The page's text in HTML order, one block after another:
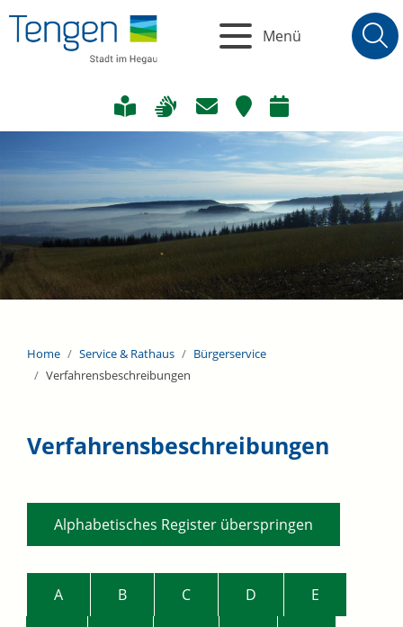
Menü
Home Service & Rathaus
Bürgerservice
Verfahrensbeschreibungen
Verfahrensbeschreibungen
Alphabetisches Register überspringen
A B C D E